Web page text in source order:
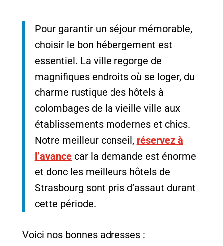
Pour garantir un séjour mémorable,
choisir le bon hébergement est
essentiel. La ville regorge de
magnifiques endroits où se loger, du
charme rustique des hôtels à
colombages de la vieille ville aux
établissements modernes et chics.
Notre meilleur conseil, réservez à
l’avancecar la demande est énorme
et donc les meilleurs hôtels de
Strasbourg sont pris d’assaut durant
cette période.
Voici nos bonnes adresses :